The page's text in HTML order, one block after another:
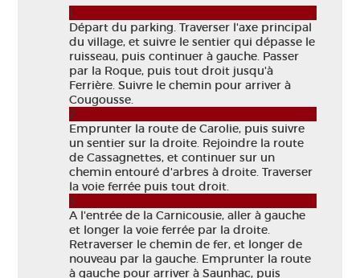
1
Départ du parking. Traverser l'axe principal
du village, et suivre le sentier qui dépasse le
ruisseau, puis continuer à gauche. Passer
par la Roque, puis tout droit jusqu'à
Ferrière. Suivre le chemin pour arriver à
Cougousse.
2
Emprunter la route de Carolie, puis suivre
un sentier sur la droite. Rejoindre la route
de Cassagnettes, et continuer sur un
chemin entouré d'arbres à droite. Traverser
la voie ferrée puis tout droit.
3
A l'entrée de la Carnicousie, aller à gauche
et longer la voie ferrée par la droite.
Retraverser le chemin de fer, et longer de
nouveau par la gauche. Emprunter la route
à gauche pour arriver à Saunhac, puis